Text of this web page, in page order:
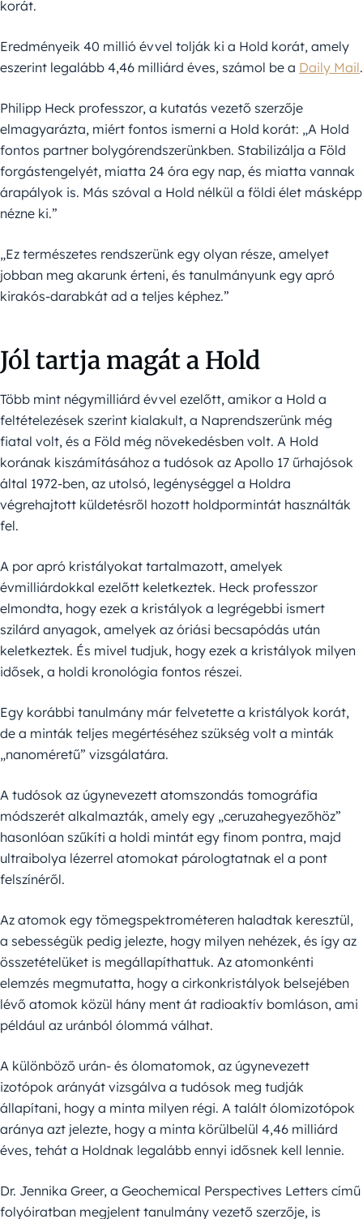
korát.
Eredményeik 40 millió évvel tolják ki a Hold korát, amely
eszerint legalább 4,46 milliárd éves, számol be a Daily Mail.
Philipp Heck professzor, a kutatás vezető szerzője
elmagyarázta, miért fontos ismerni a Hold korát: „A Hold
fontos partner bolygórendszerünkben. Stabilizálja a Föld
forgástengelyét, miatta 24 óra egy nap, és miatta vannak
árapályok is. Más szóval a Hold nélkül a földi élet másképp
nézne ki.”
„Ez természetes rendszerünk egy olyan része, amelyet
jobban meg akarunk érteni, és tanulmányunk egy apró
kirakós-darabkát ad a teljes képhez.”
Jól tartja magát a Hold
Több mint négymilliárd évvel ezelőtt, amikor a Hold a
feltételezések szerint kialakult, a Naprendszerünk még
fiatal volt, és a Föld még növekedésben volt. A Hold
korának kiszámításához a tudósok az Apollo 17 űrhajósok
által 1972-ben, az utolsó, legénységgel a Holdra
végrehajtott küldetésről hozott holdpormintát használták
fel.
A por apró kristályokat tartalmazott, amelyek
évmilliárdokkal ezelőtt keletkeztek. Heck professzor
elmondta, hogy ezek a kristályok a legrégebbi ismert
szilárd anyagok, amelyek az óriási becsapódás után
keletkeztek. És mivel tudjuk, hogy ezek a kristályok milyen
idősek, a holdi kronológia fontos részei.
Egy korábbi tanulmány már felvetette a kristályok korát,
de a minták teljes megértéséhez szükség volt a minták
„nanoméretű” vizsgálatára.
A tudósok az úgynevezett atomszondás tomográfia
módszerét alkalmazták, amely egy „ceruzahegyezőhöz”
hasonlóan szűkíti a holdi mintát egy finom pontra, majd
ultraibolya lézerrel atomokat párologtatnak el a pont
felszínéről.
Az atomok egy tömegspektrométeren haladtak keresztül,
a sebességük pedig jelezte, hogy milyen nehézek, és így az
összetételüket is megállapíthattuk. Az atomonkénti
elemzés megmutatta, hogy a cirkonkristályok belsejében
lévő atomok közül hány ment át radioaktív bomláson, ami
például az uránból ólommá válhat.
A különböző urán- és ólomatomok, az úgynevezett
izotópok arányát vizsgálva a tudósok meg tudják
állapítani, hogy a minta milyen régi. A talált ólomizotópok
aránya azt jelezte, hogy a minta körülbelül 4,46 milliárd
éves, tehát a Holdnak legalább ennyi idősnek kell lennie.
Dr. Jennika Greer, a Geochemical Perspectives Letters című
folyóiratban megjelent tanulmány vezető szerzője, is